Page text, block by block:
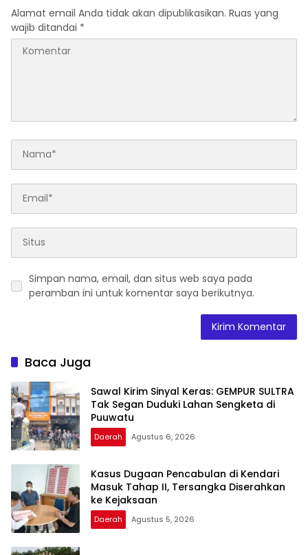
Alamat email Anda tidak akan dipublikasikan. Ruas yang
wajib ditandai *
Simpan nama, email, dan situs web saya pada
peramban ini untuk komentar saya berikutnya.
Baca Juga
Sawal Kirim Sinyal Keras: GEMPUR SULTRA
Tak Segan Duduki Lahan Sengketa di
Puuwatu
Daerah Agustus 6, 2026
Kasus Dugaan Pencabulan di Kendari
Masuk Tahap II, Tersangka Diserahkan
ke Kejaksaan
Daerah Agustus 5, 2026